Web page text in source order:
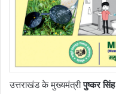
उत्तराखंड के मुख्यमंत्रीपुष्कर सिंह